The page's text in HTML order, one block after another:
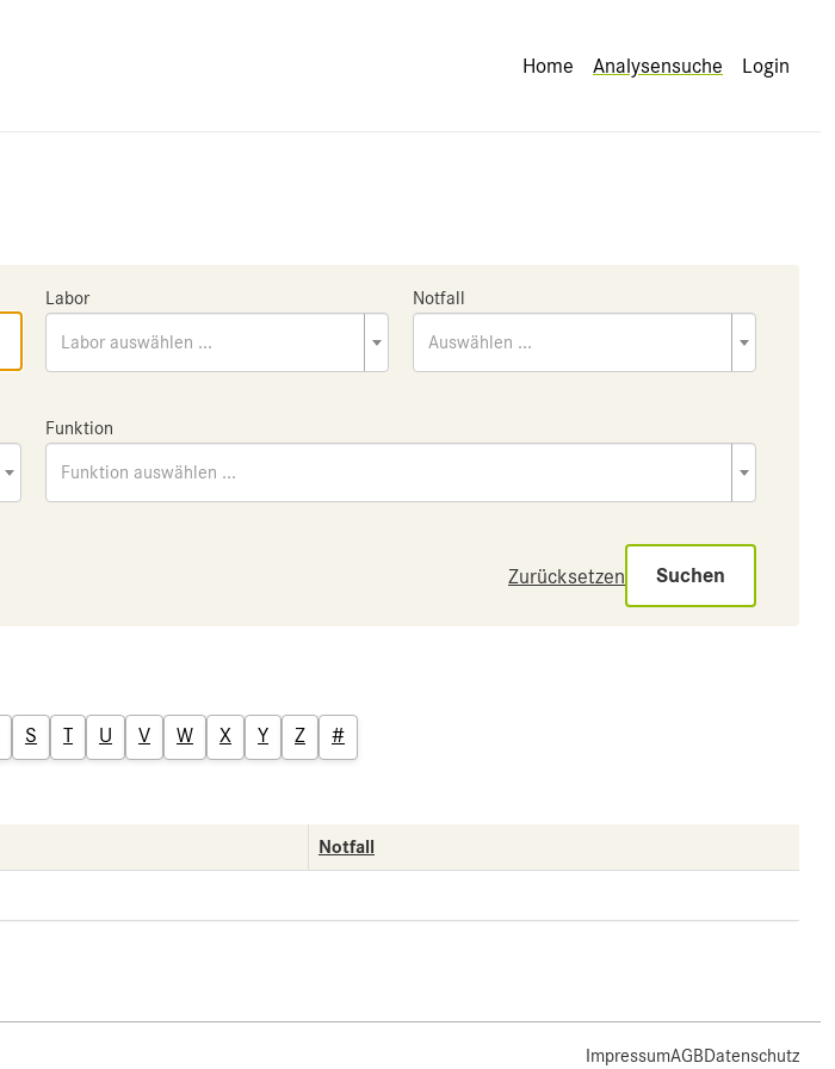
Home Analysensuche Login
Labor
Labor auswählen ...
Notfall
Auswählen ...
Funktion
Funktion auswählen ...
Zurücksetzen Suchen
S T U V W X Y Z #
Notfall
ImpressumAGBDatenschutz